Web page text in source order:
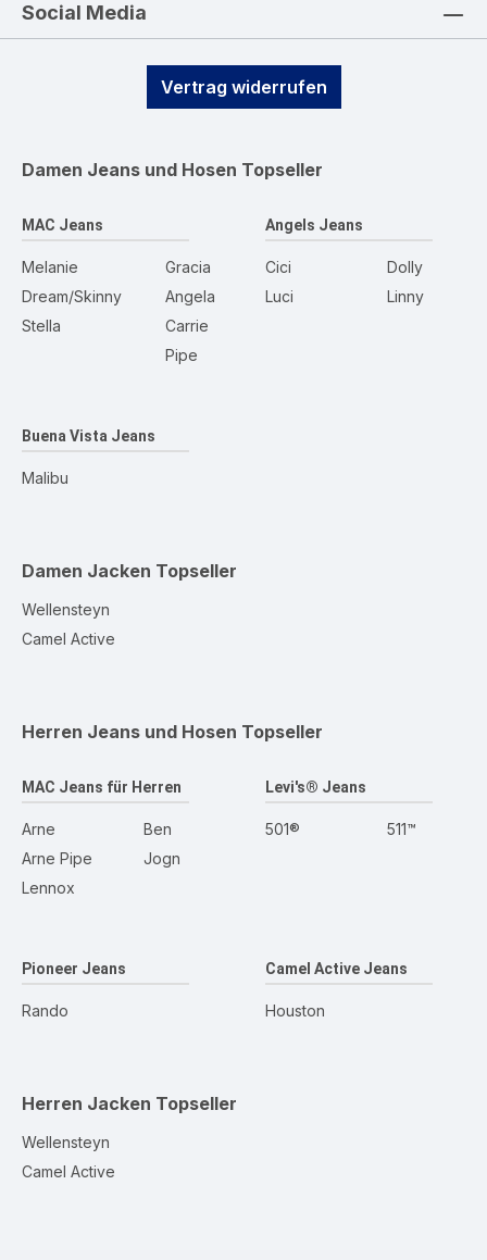
Social Media
Vertrag widerrufen
Damen Jeans und Hosen Topseller
MAC Jeans
Melanie
Dream/Skinny
Stella
Gracia
Angela
Carrie
Pipe
Angels Jeans
Cici
Luci
Dolly
Linny
Buena Vista Jeans
Malibu
Damen Jacken Topseller
Wellensteyn
Camel Active
Herren Jeans und Hosen Topseller
MAC Jeans für Herren
Arne
Arne Pipe
Lennox
Ben
Jogn
Levi's® Jeans
501® 511™
Pioneer Jeans
Rando
Camel Active Jeans
Houston
Herren Jacken Topseller
Wellensteyn
Camel Active